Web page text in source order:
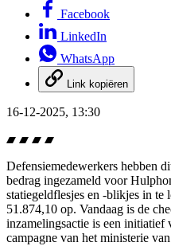
Facebook
LinkedIn
WhatsApp
Link kopiëren
16-12-2025, 13:30
Defensiemedewerkers hebben
bedrag ingezameld voor
statiegeldflesjes en -blikjes in te
51.874,10 op. Vandaag is de
inzamelingsactie is een initiatief
campagne van het ministerie